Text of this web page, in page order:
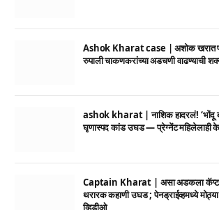
Ashok Kharat case | अशोक खरात
रुपाली चाकणकरांच्या अडचणी वाढण्याची
ashok kharat | नाशिक हादरलं! ‘भोंदू
घृणास्पद कांड उघड — प्रेग्नेंट महिलेलाही
Captain Kharat | असा अडकला
थरारक कहाणी उघड ; पेनड्राईव्हमध्ये
व्हिडीओ